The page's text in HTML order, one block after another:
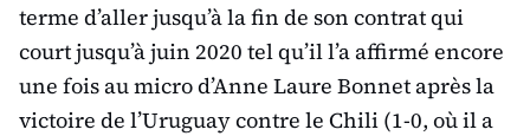
terme d’aller jusqu’à la fin de son contrat qui
court jusqu’à juin 2020 tel qu’il l’a affirmé encore
une fois au micro d’Anne Laure Bonnet après la
victoire de l’Uruguay contre le Chili (1-0, où il a